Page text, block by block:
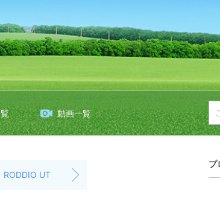
動画一覧
RODDIO UT
プ